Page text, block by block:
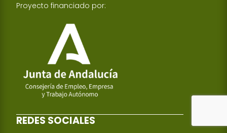
Proyecto financiado por:
REDES SOCIALES